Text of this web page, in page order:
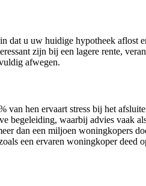
dat u uw huidige hypotheek aflost
zijn bij een lagere rente,
afwegen.
hen ervaart stress bij het
begeleiding, waarbij advies
dan een miljoen woningkopers
een ervaren woningkoper